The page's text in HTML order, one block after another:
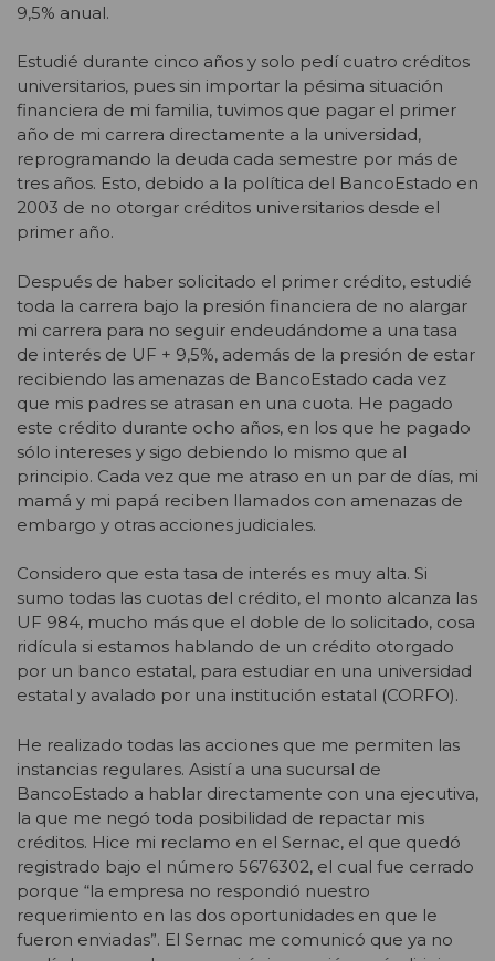
9,5% anual.
Estudié durante cinco años y solo pedí cuatro créditos
universitarios, pues sin importar la pésima situación
financiera de mi familia, tuvimos que pagar el primer
año de mi carrera directamente a la universidad,
reprogramando la deuda cada semestre por más de
tres años. Esto, debido a la política del BancoEstado en
2003 de no otorgar créditos universitarios desde el
primer año.
Después de haber solicitado el primer crédito, estudié
toda la carrera bajo la presión financiera de no alargar
mi carrera para no seguir endeudándome a una tasa
de interés de UF + 9,5%, además de la presión de estar
recibiendo las amenazas de BancoEstado cada vez
que mis padres se atrasan en una cuota. He pagado
este crédito durante ocho años, en los que he pagado
sólo intereses y sigo debiendo lo mismo que al
principio. Cada vez que me atraso en un par de días, mi
mamá y mi papá reciben llamados con amenazas de
embargo y otras acciones judiciales.
Considero que esta tasa de interés es muy alta. Si
sumo todas las cuotas del crédito, el monto alcanza las
UF 984, mucho más que el doble de lo solicitado, cosa
ridícula si estamos hablando de un crédito otorgado
por un banco estatal, para estudiar en una universidad
estatal y avalado por una institución estatal (CORFO).
He realizado todas las acciones que me permiten las
instancias regulares. Asistí a una sucursal de
BancoEstado a hablar directamente con una ejecutiva,
la que me negó toda posibilidad de repactar mis
créditos. Hice mi reclamo en el Sernac, el que quedó
registrado bajo el número 5676302, el cual fue cerrado
porque “la empresa no respondió nuestro
requerimiento en las dos oportunidades en que le
fueron enviadas”. El Sernac me comunicó que ya no